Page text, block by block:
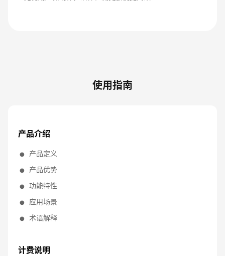
使用指南
产品介绍
产品定义
产品优势
功能特性
应用场景
术语解释
计费说明